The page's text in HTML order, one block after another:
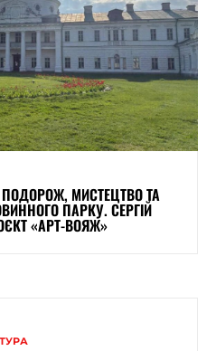
МИСТЕЦТВО ТА
ПАРКУ. СЕРГІЙ
«АРТ-ВОЯЖ»